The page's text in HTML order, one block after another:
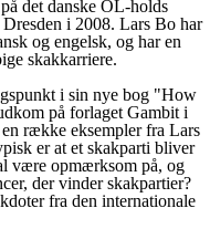
det danske OL-holds
i 2008. Lars Bo har
og engelsk, og har en
skakkarriere.
i sin nye bog "How
på forlaget Gambit i
række eksempler fra Lars
er at et skakparti bliver
være opmærksom på, og
der vinder skakpartier?
fra den internationale